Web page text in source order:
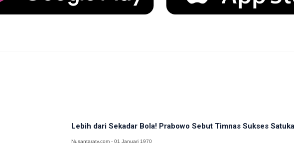
Lebih dari Sekadar Bola! Prabowo Sebut Timnas Sukses
Nusantaratv.com - 01 Januari 1970